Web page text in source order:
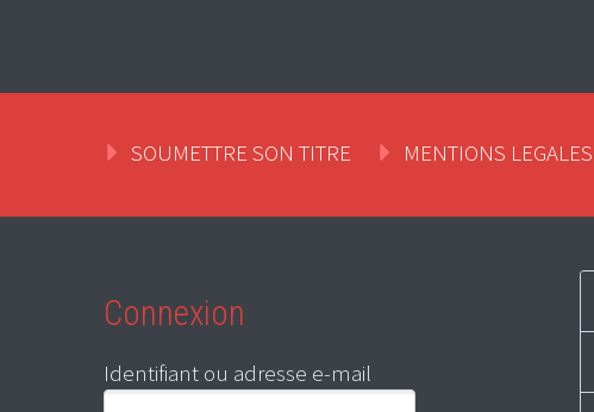
SOUMETTRE SON TITRE MENTIONS LEGALES
Connexion
Identifiant ou adresse e-mail